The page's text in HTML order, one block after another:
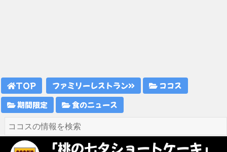
TOP ファミリーレストラン
ココス
期間限定
食のニュース
「桃の七夕ショートケーキ」